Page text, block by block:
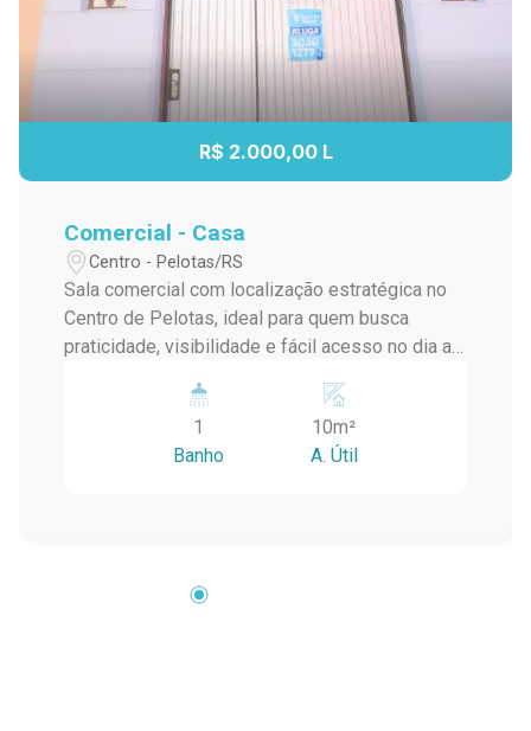
R$ 2.000,00 L
Comercial - Casa
Centro - Pelotas/RS
Sala comercial com localização estratégica no
Centro de Pelotas, ideal para quem busca
praticidade, visibilidade e fácil acesso no dia a
circulação de pessoas e próxima a diversos
serviços, esta é uma excelente oportunidade
para empresas que valorizam conveniência e
variados. A localização facilita o acesso de
1
Banho
10m²
A. Útil